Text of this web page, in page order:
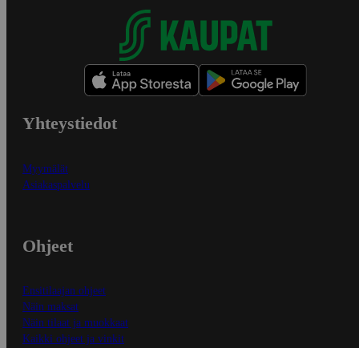
Yhteystiedot
Myymälät
Asiakaspalvelu
Ohjeet
Ensitilaajan ohjeet
Näin maksat
Näin tilaat ja muokkaat
Kaikki ohjeet ja vinkit